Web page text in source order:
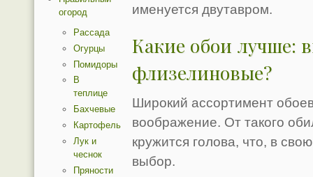
именуется двутавром.
Какие обои лучше:
флизелиновые?
Широкий ассортимент
воображение. От такого
кружится голова, что, в
выбор.
огород
Рассада
Огурцы
Помидоры
В
теплице
Бахчевые
Картофель
Лук и
чеснок
Пряности